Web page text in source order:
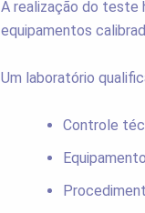
A realização do teste
equipamentos
Um laboratório
Controle